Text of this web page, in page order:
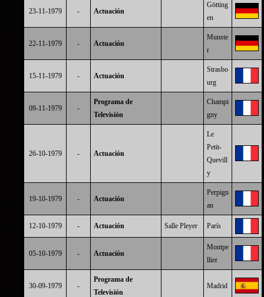
23-11-1979 - Actuación
Götting
en
22-11-1979 - Actuación
Munste
r
15-11-1979 - Actuación
Strasbo
urg
09-11-1979 -
Programa de
Televisión
Champi
gny
26-10-1979 - Actuación
Le
Petit-
Quevill
y
19-10-1979 - Actuación
Perpign
an
12-10-1979 - Actuación Salle Pleyer París
05-10-1979 - Actuación
Montpe
llier
30-09-1979 -
Programa de
Televisión
Madrid